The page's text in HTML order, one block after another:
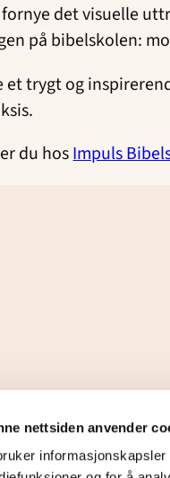
nettsiden anvender
det visuelle
på bibelskolen:
trygt og
du hosImpuls